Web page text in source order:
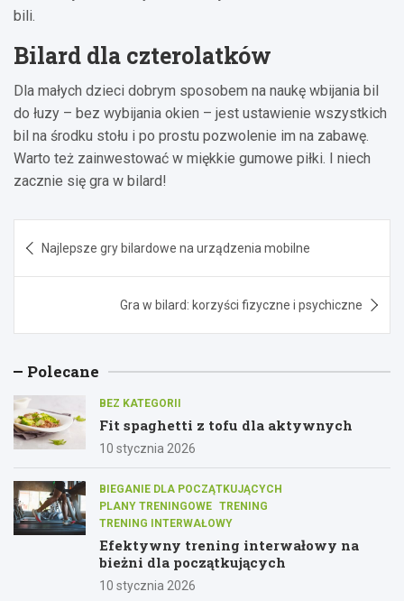
bili.
Bilard dla czterolatków
Dla małych dzieci dobrym sposobem na naukę wbijania bil
do łuzy – bez wybijania okien – jest ustawienie wszystkich
bil na środku stołu i po prostu pozwolenie im na zabawę.
Warto też zainwestować w miękkie gumowe piłki. I niech
zacznie się gra w bilard!
wpisu
Najlepsze gry bilardowe na urządzenia mobilne
Gra w bilard: korzyści fizyczne i psychiczne
Polecane
BEZ KATEGORII
Fit spaghetti z tofu dla aktywnych
10 stycznia 2026
BIEGANIE DLA POCZĄTKUJĄCYCH
PLANY TRENINGOWE TRENING
TRENING INTERWAŁOWY
Efektywny trening interwałowy na
bieżni dla początkujących
10 stycznia 2026